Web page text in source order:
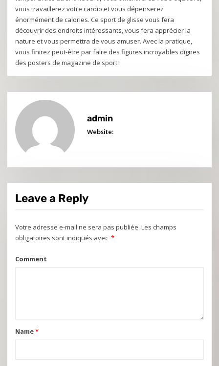
vous travaillerez votre cardio et vous dépenserez
énormément de calories. Ce sport de glisse vous fera
découvrir des endroits intéressants, vous fera apprécier la
nature et vous permettra de vous amuser. Avec la pratique,
vous finirez peut-être par faire des figures incroyables dignes
des posters de magazine de sport !
admin
Website:
Leave a Reply
Votre adresse e-mail ne sera pas publiée. Les champs
obligatoires sont indiqués avec *
Comment
Name*